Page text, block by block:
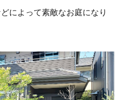
によって素敵なお庭になり